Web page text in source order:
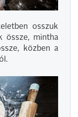
osszuk
össze, mintha
közben a